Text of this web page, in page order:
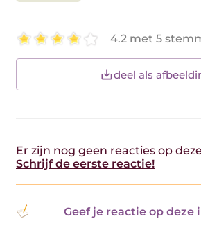
4.2 met 5
deel als
Er zijn nog geen reacties op
Schrijf de eerste reactie!
Geef je reactie op deze